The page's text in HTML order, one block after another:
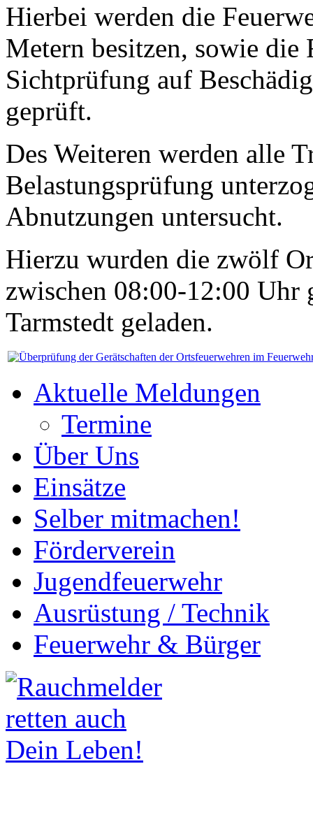
Hierbei werden die
Metern besitzen, sowie die
Sichtprüfung auf
geprüft.
Des Weiteren werden alle
Belastungsprüfung
Abnutzungen untersucht.
Hierzu wurden die zwölf
zwischen 08:00-12:00 Uhr
Tarmstedt geladen.
Aktuelle Meldungen
Termine
Über Uns
Einsätze
Selber mitmachen!
Förderverein
Jugendfeuerwehr
Ausrüstung / Technik
Feuerwehr & Bürger